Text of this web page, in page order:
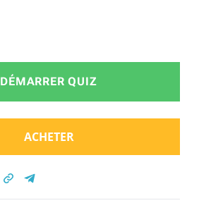
DÉMARRER QUIZ
ACHETER